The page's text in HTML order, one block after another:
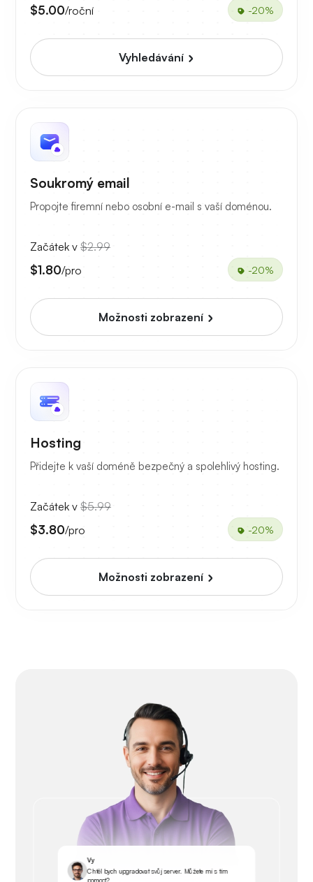
$5.00/roční -20%
Vyhledávání
Soukromý email
Propojte firemní nebo osobní e-mail s vaší doménou.
Začátek v $2.99
$1.80/pro -20%
Možnosti zobrazení
Hosting
Přidejte k vaší doméně bezpečný a spolehlivý hosting.
Začátek v $5.99
$3.80/pro -20%
Možnosti zobrazení
Vy
Chtěl bych upgradovat svůj server. Můžete mi s tím